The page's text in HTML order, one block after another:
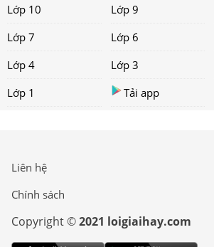
Lớp 10
Lớp 9
Lớp 7
Lớp 6
Lớp 4
Lớp 3
Lớp 1
Tải app
Liên hệ
Chính sách
Copyright ©2021 loigiaihay.com